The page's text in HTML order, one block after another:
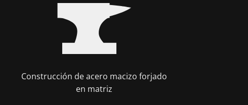
Construcción de acero macizo forjado
en matriz